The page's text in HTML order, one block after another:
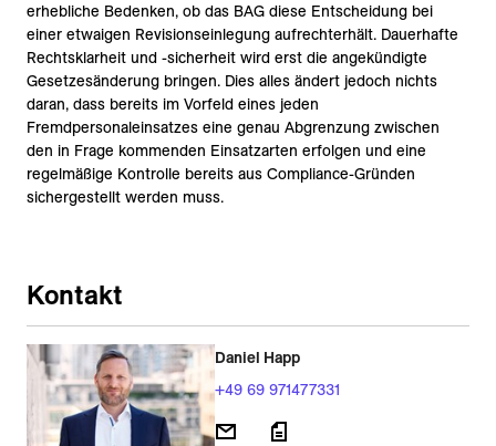
erhebliche Bedenken, ob das BAG diese Entscheidung bei
einer etwaigen Revisionseinlegung aufrechterhält. Dauerhafte
Rechtsklarheit und -sicherheit wird erst die angekündigte
Gesetzesänderung bringen. Dies alles ändert jedoch nichts
daran, dass bereits im Vorfeld eines jeden
Fremdpersonaleinsatzes eine genau Abgrenzung zwischen
den in Frage kommenden Einsatzarten erfolgen und eine
regelmäßige Kontrolle bereits aus Compliance-Gründen
sichergestellt werden muss.
Kontakt
Daniel Happ
+49 69 971477331